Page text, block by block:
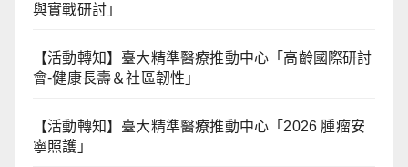
與實戰研討」
【活動轉知】臺大精準醫療推動中心「高齡國際研討
會-健康長壽＆社區韌性」
【活動轉知】臺大精準醫療推動中心「2026 腫瘤安
寧照護」